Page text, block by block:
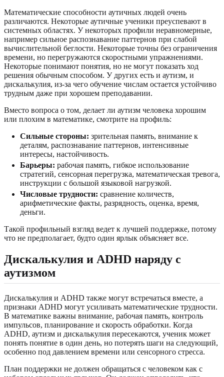
Математические способности аутичных людей очень
различаются. Некоторые аутичные ученики преуспевают в
системных областях. У некоторых профили неравномерные,
например сильное распознавание паттернов при слабой
вычислительной беглости. Некоторые точны без ограничения
времени, но перегружаются скоростными упражнениями.
Некоторые понимают понятия, но не могут показать ход
решения обычным способом. У других есть и аутизм, и
дискалькулия, из-за чего обучение числам остается устойчиво
трудным даже при хорошем преподавании.
Вместо вопроса о том, делает ли аутизм человека хорошим
или плохим в математике, смотрите на профиль:
Сильные стороны: зрительная память, внимание к
деталям, распознавание паттернов, интенсивные
интересы, настойчивость.
Барьеры: рабочая память, гибкое использование
стратегий, сенсорная перегрузка, математическая тревога,
инструкции с большой языковой нагрузкой.
Числовые трудности: сравнение количеств,
арифметические факты, разрядность, оценка, время,
деньги.
Такой профильный взгляд ведет к лучшей поддержке, потому
что не предполагает, будто один ярлык объясняет все.
Дискалькулия и ADHD наряду с
аутизмом
Дискалькулия и ADHD также могут встречаться вместе, а
признаки ADHD могут усиливать математические трудности.
В математике важны внимание, рабочая память, контроль
импульсов, планирование и скорость обработки. Когда
ADHD, аутизм и дискалькулия пересекаются, ученик может
понять понятие в один день, но потерять шаги на следующий,
особенно под давлением времени или сенсорного стресса.
План поддержки не должен обращаться с человеком как с